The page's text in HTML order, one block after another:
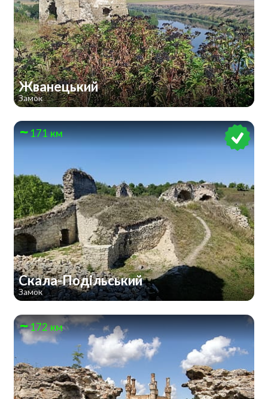
Жванецький
Замок
171 км
Скала-Подільський
Замок
172 км